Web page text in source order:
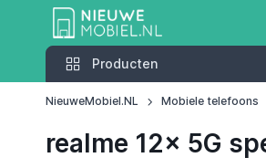
Producten
Producten
NieuweMobiel.NL Mobiele telefoons
realme 12x 5G